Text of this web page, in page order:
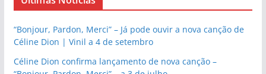
“Bonjour, Pardon, Merci” – Já pode ouvir a nova canção de
Céline Dion | Vinil a 4 de setembro
Céline Dion confirma lançamento de nova canção –